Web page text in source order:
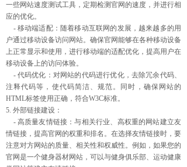
一些网站速度测试工具，定期检测官网的速度，并进行相
应的优化。
- 移动端适配：随着移动互联网的发展，越来越多的用
户通过移动设备访问网站。确保官网能够在各种移动设备
上正常显示和使用，进行移动端的适配优化，提高用户在
移动设备上的访问体验。
- 代码优化：对网站的代码进行优化，去除冗余代码、
注释代码等，使代码简洁、规范。同时，确保网站的
HTML标签使用正确，符合W3C标准。
5. 外部链接建设：
- 高质量友情链接：与相关行业、高权重的网站建立友
情链接，提高官网的权重和排名。在选择友情链接时，要
注意对方网站的质量、相关性和权威性。例如，如果您的
官网是一个健身器材网站，可以与健身俱乐部、运动健康